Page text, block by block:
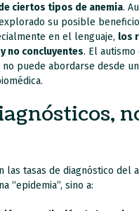
ciertos tipos de anemia.
su posible
en el lenguaje, los
no concluyentes. El autismo
puede abordarse desde
las tasas de diagnóstico del
“epidemia”, sino a: